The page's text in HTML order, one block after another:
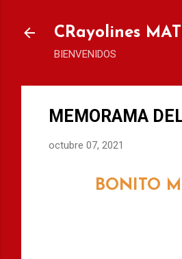
CRayolines
BIENVENIDOS
MEMORAMA
octubre 07, 2021
BONITO